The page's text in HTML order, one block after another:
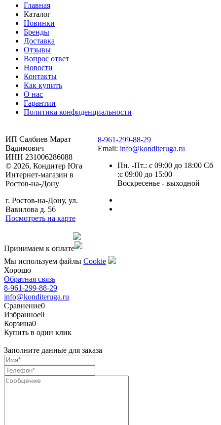
Главная
Каталог
Новинки
Бренды
Доставка
Отзывы
Вопрос ответ
Новости
Контакты
Как купить
О нас
Гарантии
Политика конфиденциальности
ИП Салбиев Марат
Вадимович
ИНН 231006286088
© 2026, Кондитер Юга
Интернет-магазин в
Ростов-на-Дону
г. Ростов-на-Дону, ул.
Вавилова д. 56
Посмотреть на карте
8-961-299-88-29
Email: info@konditeruga.ru
Пн. -Пт.: с 09:00 до 18:00 Сб
:с 09:00 до 15:00
Воскресенье - выходной
Принимаем к оплате
Мы используем файлы Сookie
Хорошо
Обратная связь
8-961-299-88-29
info@konditeruga.ru
Сравнение0
Избранное0
Корзина0
Купить в один клик
Заполните данные для заказа